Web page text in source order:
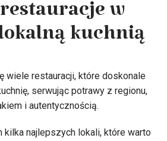
w
kuchnią
wiele restauracji, które doskonale
serwując potrawy z regionu,
i autentycznością.
kilka najlepszych lokali, które warto